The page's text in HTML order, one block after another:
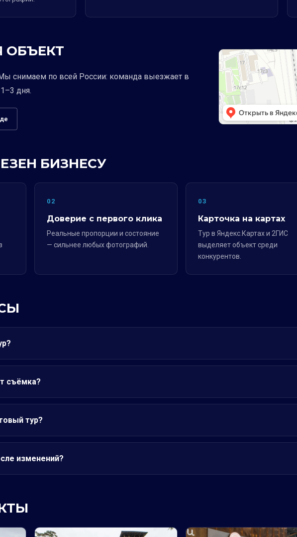
ОБЪЕКТ
снимаем по всей России: команда выезжает в
дня.
БИЗНЕСУ
02
Доверие с первого клика
Реальные пропорции и состояние
— сильнее любых фотографий.
03
Карточка на картах
Тур в Яндекс.Картах и 2ГИС
выделяет объект среди
конкурентов.
съёмка?
тур?
изменений?